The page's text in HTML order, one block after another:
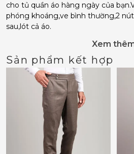
cho tủ quần áo hàng ngày của
phóng khoáng,ve bình thường,2
sau,lót cả áo.
Xem
Sản phẩm kết hợp